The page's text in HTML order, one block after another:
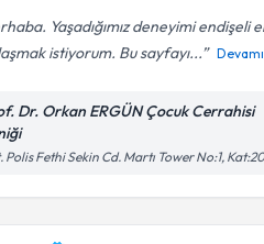
Yaşadığımız deneyimi endişeli
istiyorum. Bu sayfayı...
Devamı
Dr. Orkan ERGÜN Çocuk Cerrahisi
Polis Fethi Sekin Cd. Martı Tower No:1,